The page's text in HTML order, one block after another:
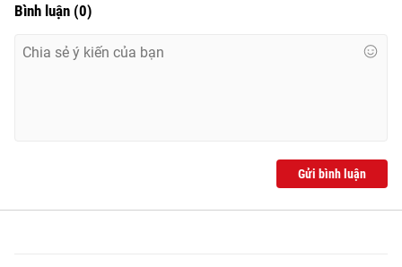
Bình luận (0)
Gửi bình luận